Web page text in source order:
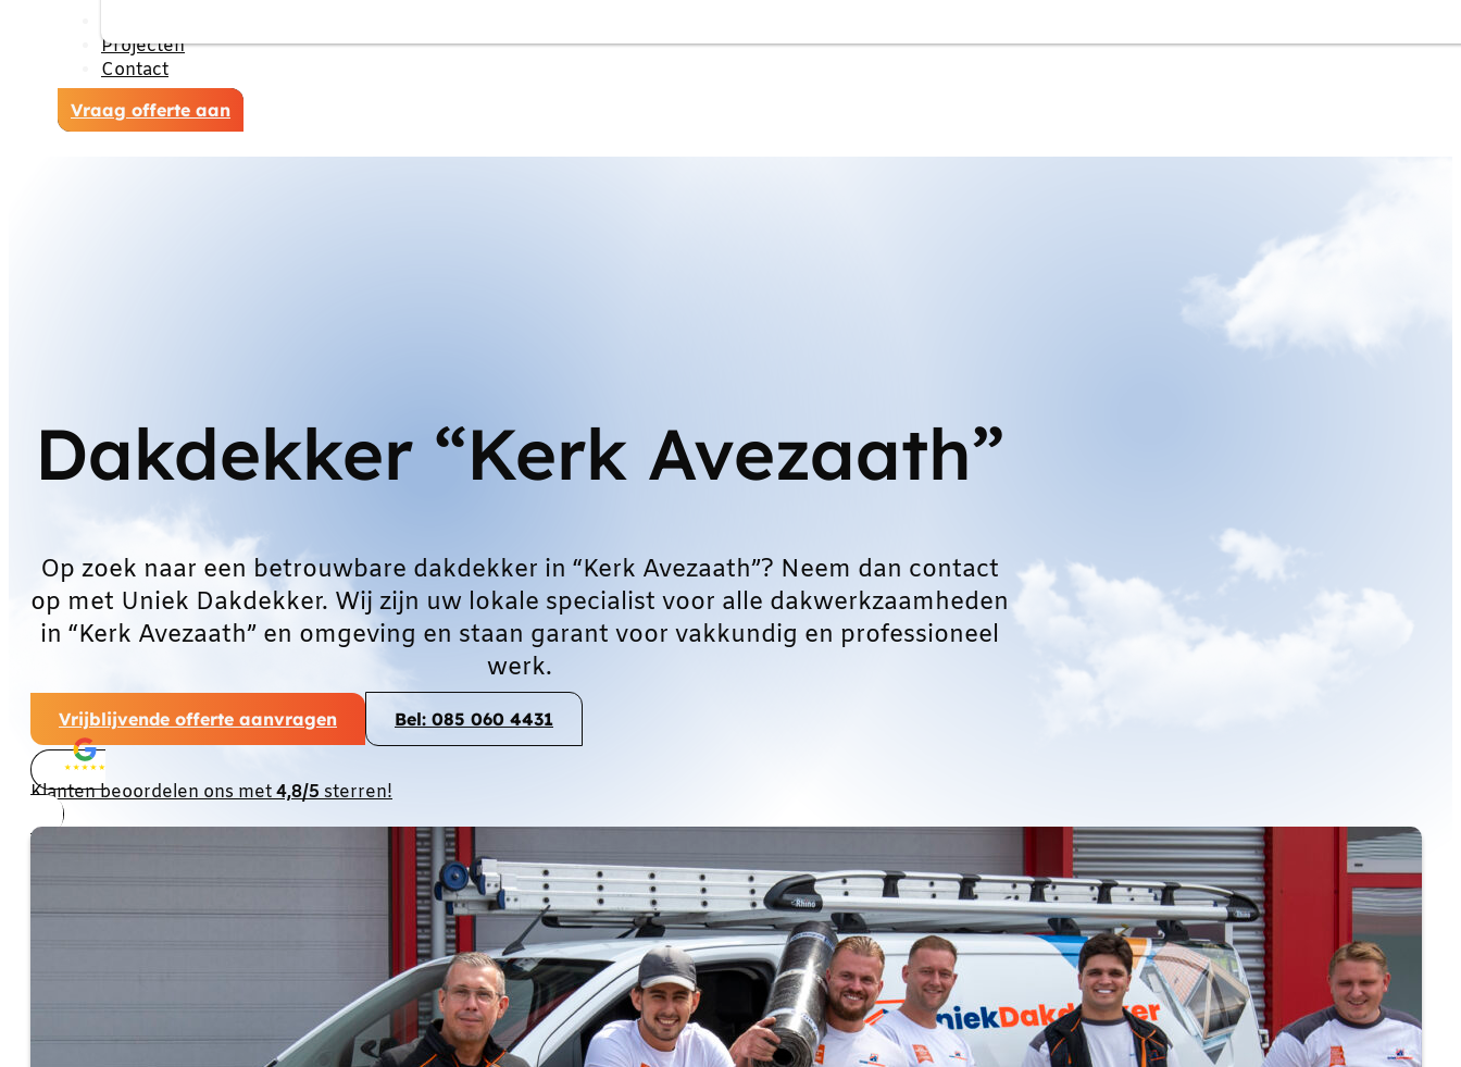
Projecten
Contact
Vraag offerte aan
Dakdekker “Kerk Avezaath”
Op zoek naar een betrouwbare dakdekker in “Kerk Avezaath”? Neem dan contact
op met Uniek Dakdekker. Wij zijn uw lokale specialist voor alle dakwerkzaamheden
in “Kerk Avezaath” en omgeving en staan garant voor vakkundig en professioneel
werk.
Vrijblijvende offerte aanvragen Bel: 085 060 4431
Klanten beoordelen ons met4,8/5 sterren!